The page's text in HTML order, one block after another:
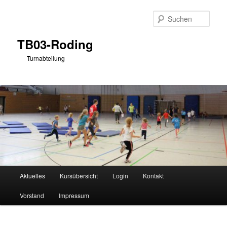
TB03-Roding
Turnabteilung
Aktuelles Kursübersicht Login Kontakt
Vorstand Impressum